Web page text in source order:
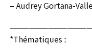
– Audrey Gortana-
*Thématiques :